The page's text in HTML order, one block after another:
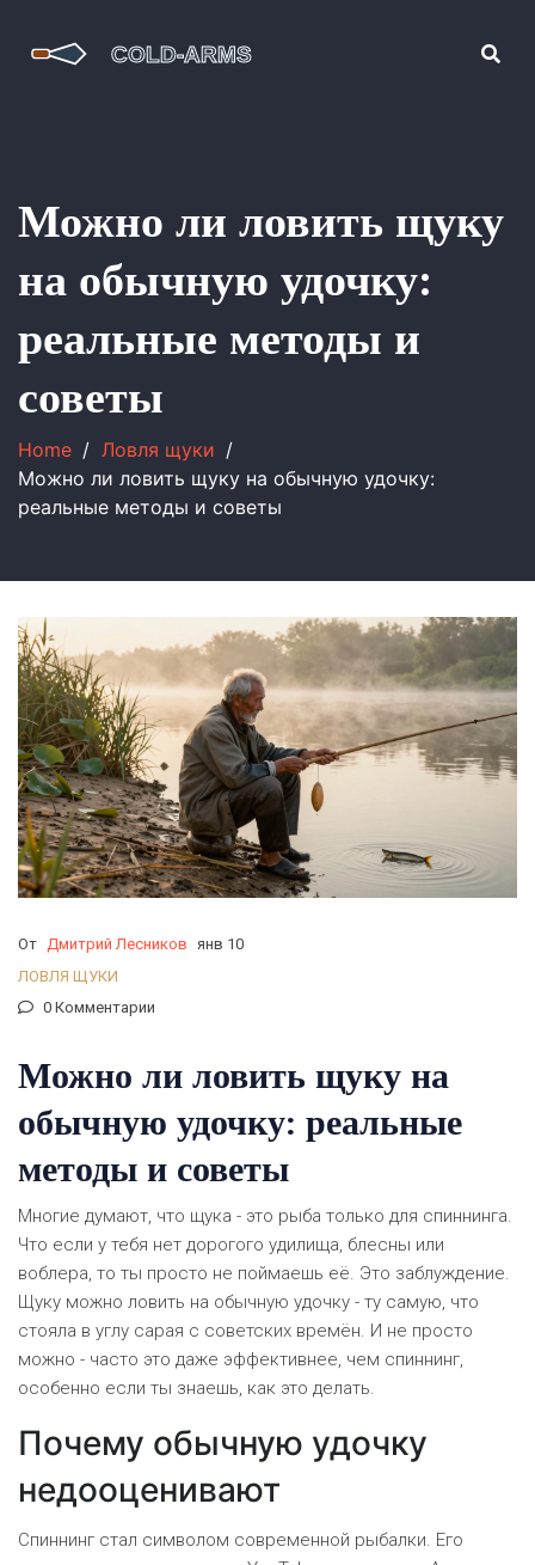
Можно ли ловить щуку
на обычную удочку:
реальные методы и
советы
Home
Ловля щуки
Можно ли ловить щуку на обычную удочку:
реальные методы и советы
От Дмитрий Лесников янв 10
ЛОВЛЯ ЩУКИ
0 Комментарии
Можно ли ловить щуку на
обычную удочку: реальные
методы и советы
Многие думают, что щука - это рыба только для спиннинга.
Что если у тебя нет дорогого удилища, блесны или
воблера, то ты просто не поймаешь её. Это заблуждение.
Щуку можно ловить на обычную удочку - ту самую, что
стояла в углу сарая с советских времён. И не просто
можно - часто это даже эффективнее, чем спиннинг,
особенно если ты знаешь, как это делать.
Почему обычную удочку
недооценивают
Спиннинг стал символом современной рыбалки. Его